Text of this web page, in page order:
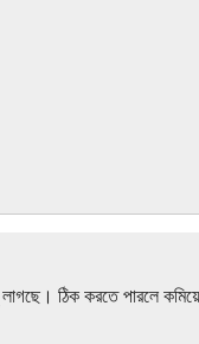
ঠিক করতে পারলে